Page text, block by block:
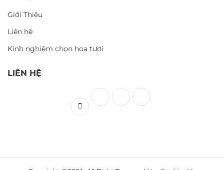
Giới Thiệu
Liên hệ
Kinh nghiệm chọn hoa tươi
LIÊN HỆ